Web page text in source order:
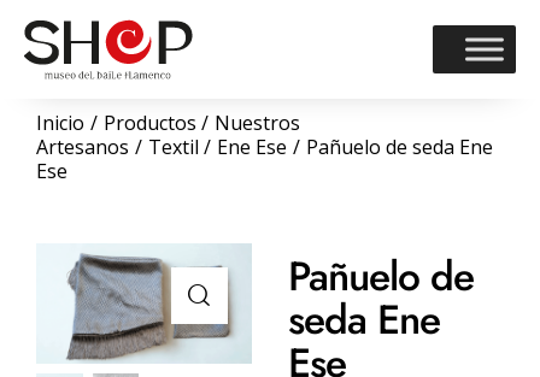
Inicio Productos
Nuestros
Artesanos
Textil Ene Ese
Pañuelo de seda Ene
Ese
Pañuelo de
seda Ene
Ese